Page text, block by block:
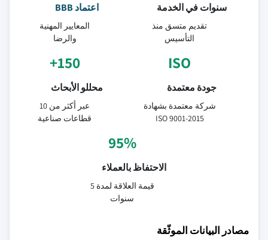
سنوات في الخدمة
تقديم متسق منذ
التأسيس
اعتماد BBB
المعايير المهنية
والرضا
ISO
جودة معتمدة
شركة معتمدة بشهادة
ISO 9001-2015
150+
محللو الأبحاث
عبر أكثر من 10
قطاعات صناعية
95%
الاحتفاظ بالعملاء
قيمة العلاقة لمدة 5
سنوات
مصادر البيانات الموثّقة